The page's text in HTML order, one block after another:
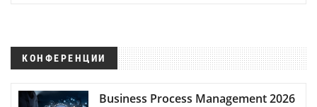
КОНФЕРЕНЦИИ
Business Process Management 2026